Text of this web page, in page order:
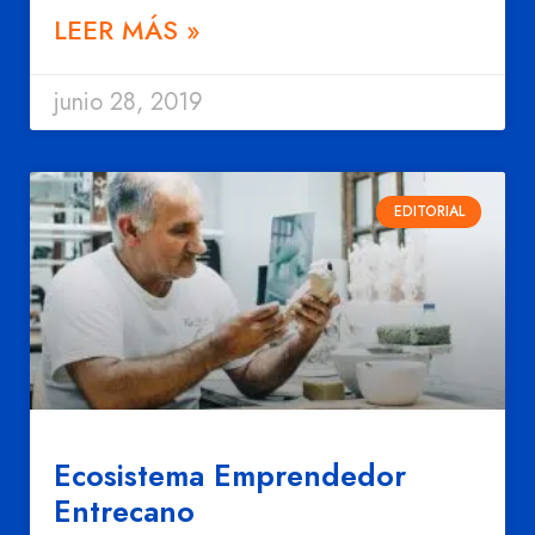
LEER MÁS »
junio 28, 2019
EDITORIAL
Ecosistema Emprendedor
Entrecano